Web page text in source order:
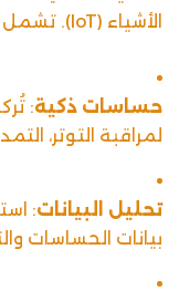
الأشياء (IoT). تشمل هذه التقنيات:
حساسات ذكية:
لمراقبة التوتر،
تحليل البيانات:
بيانات الحساسات